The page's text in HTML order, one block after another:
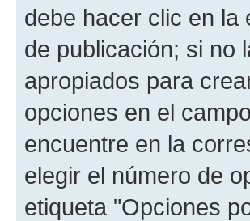
debe hacer clic en la
de publicación; si no
apropiados para
opciones en el
encuentre en la
elegir el número de
etiqueta "Opciones